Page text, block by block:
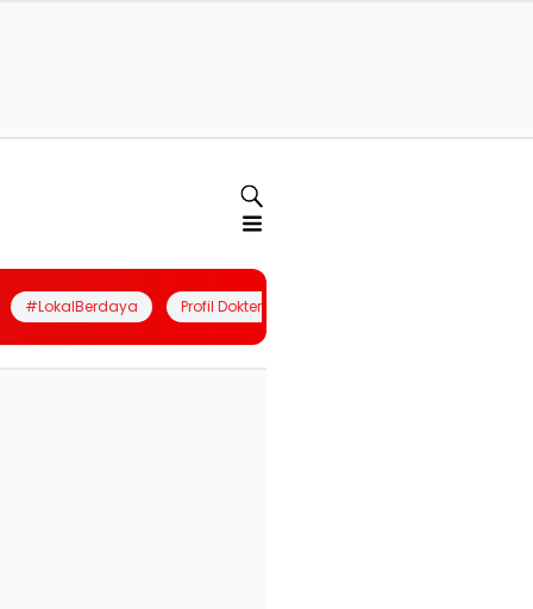
#LokalBerdaya Profil Dokter